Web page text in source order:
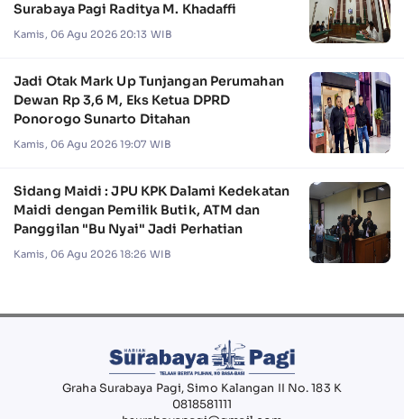
Surabaya Pagi Raditya M. Khadaffi
Kamis, 06 Agu 2026 20:13 WIB
Jadi Otak Mark Up Tunjangan Perumahan
Dewan Rp 3,6 M, Eks Ketua DPRD
Ponorogo Sunarto Ditahan
Kamis, 06 Agu 2026 19:07 WIB
Sidang Maidi : JPU KPK Dalami Kedekatan
Maidi dengan Pemilik Butik, ATM dan
Panggilan "Bu Nyai" Jadi Perhatian
Kamis, 06 Agu 2026 18:26 WIB
Graha Surabaya Pagi, Simo Kalangan II No. 183 K
0818581111